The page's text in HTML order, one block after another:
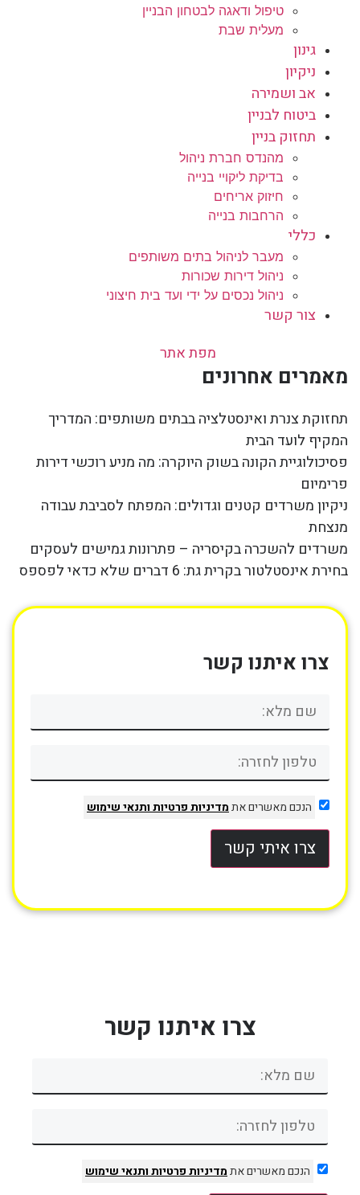
טיפול ודאגה לבטחון הבניין
מעלית שבת
גינון
ניקיון
אב ושמירה
ביטוח לבניין
תחזוק בניין
מהנדס חברת ניהול
בדיקת ליקויי בנייה
חיזוק אריחים
הרחבות בנייה
כללי
מעבר לניהול בתים משותפים
ניהול דירות שכורות
ניהול נכסים על ידי ועד בית חיצוני
צור קשר
מפת אתר
מאמרים אחרונים
תחזוקת צנרת ואינסטלציה בבתים משותפים: המדריך
המקיף לועד הבית
פסיכולוגיית הקונה בשוק היוקרה: מה מניע רוכשי דירות
פרימיום
ניקיון משרדים קטנים וגדולים: המפתח לסביבת עבודה
מנצחת
משרדים להשכרה בקיסריה – פתרונות גמישים לעסקים
בחירת אינסטלטור בקרית גת: 6 דברים שלא כדאי לפספס
צרו איתנו קשר
הנכם מאשרים אתמדיניות פרטיותותנאי שימוש
צרו איתי קשר
צרו איתנו קשר
הנכם מאשרים אתמדיניות פרטיותותנאי שימוש